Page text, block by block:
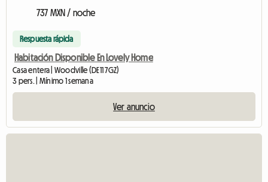
737 MXN / noche
Respuesta rápida
Habitación Disponible En Lovely Home
Casa entera | Woodville (DE11 7GZ)
3 pers. | Mínimo 1 semana
Ver anuncio